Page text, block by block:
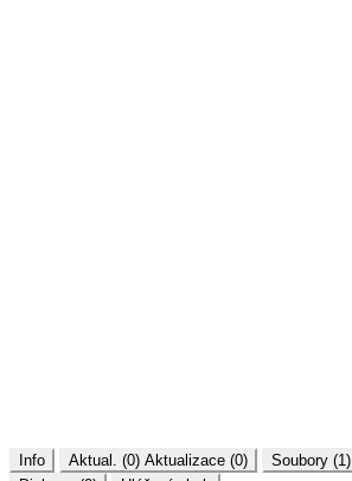
Info Aktual. (0) Aktualizace (0) Soubory (1)